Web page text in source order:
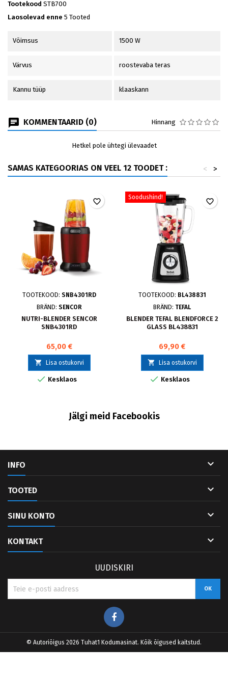
Tootekood STB700
Laosolevad enne 5 Tooted
Võimsus 1500 W
Värvus roostevaba teras
Kannu tüüp klaaskann
KOMMENTAARID (0) Hinnang
Hetkel pole ühtegi ülevaadet
SAMAS KATEGOORIAS ON VEEL 12 TOODET : >
<
TOOTEKOOD: SNB4301RD
BRÄND: SENCOR
NUTRI-BLENDER SENCOR
SNB4301RD
65,00 €
 Lisa ostukorvi
 Kesklaos
favorite_border Soodushind!
TOOTEKOOD: BL438831
BRÄND: TEFAL
BLENDER TEFAL BLENDFORCE 2
GLASS BL438831
69,90 €
 Lisa ostukorvi
 Kesklaos
favorite_border
Jälgi meid Facebookis
INFO 
TOOTED 
SINU KONTO 
KONTAKT 
UUDISKIRI
Facebook
© Autoriõigus 2026 Tuhat1 Kodumasinat. Kõik õigused kaitstud.